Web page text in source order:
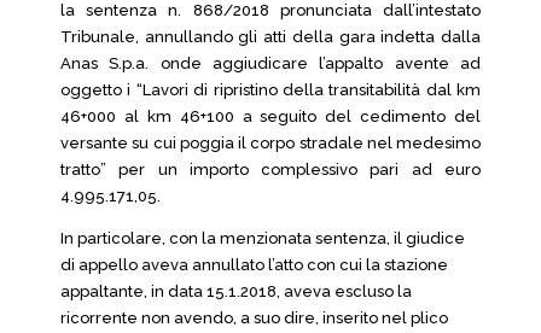
la sentenza n. 868/2018 pronunciata dall’intestato
Tribunale, annullando gli atti della gara indetta dalla
Anas S.p.a. onde aggiudicare l’appalto avente ad
oggetto i “Lavori di ripristino della transitabilità dal km
46+000 al km 46+100 a seguito del cedimento del
versante su cui poggia il corpo stradale nel medesimo
tratto” per un importo complessivo pari ad euro
4.995.171,05.
In particolare, con la menzionata sentenza, il giudice
di appello aveva annullato l’atto con cui la stazione
appaltante, in data 15.1.2018, aveva escluso la
ricorrente non avendo, a suo dire, inserito nel plico